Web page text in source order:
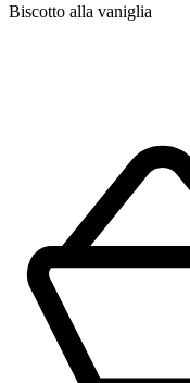
Biscotto alla vaniglia